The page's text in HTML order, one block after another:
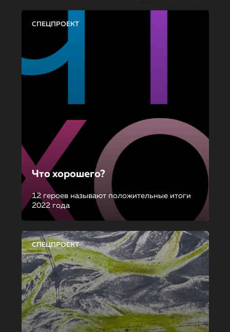
СПЕЦПРОЕКТ
Что хорошего?
12 героев называют положительные итоги
2022 года
СПЕЦПРОЕКТ